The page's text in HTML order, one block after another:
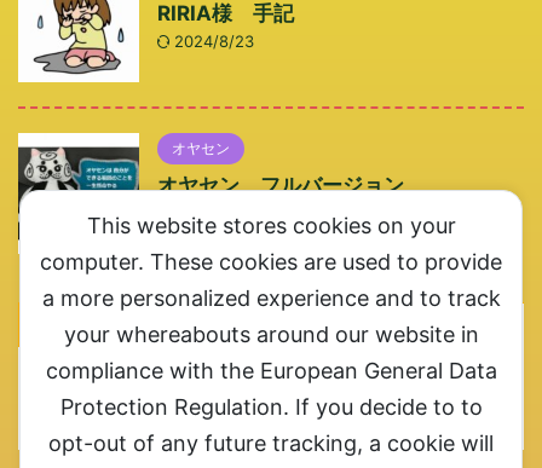
RIRIA様 手記
2024/8/23
オヤセン
オヤセン フルバージョン
2024/9/6
メルマガ登録エリアです
メルマガ登録お願いします。ここ一番というときにご連
絡させていただきます
This website stores cookies on your
computer. These cookies are used to provide
a more personalized experience and to track
your whereabouts around our website in
compliance with the European General Data
Protection Regulation. If you decide to to
opt-out of any future tracking, a cookie will